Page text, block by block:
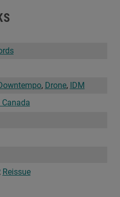
, Drone, IDM
Reissue